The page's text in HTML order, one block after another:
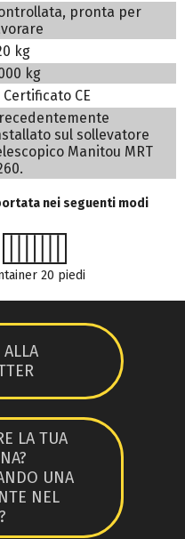
pronta per
kg
kg
Certificato CE
sul sollevatore
Manitou MRT
nei seguenti modi
20 piedi
LA TUA
UNA
NEL